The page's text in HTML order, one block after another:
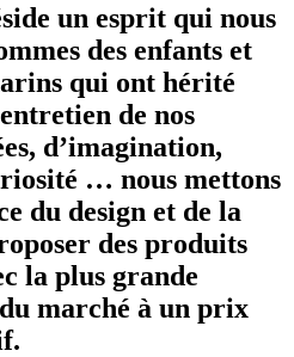
un esprit qui nous
des enfants et
qui ont hérité
de nos
d’imagination,
… nous mettons
du design et de la
des produits
la plus grande
marché à un prix